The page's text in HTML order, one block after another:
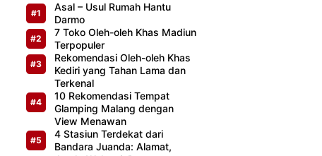
Asal – Usul Rumah Hantu
Darmo
7 Toko Oleh-oleh Khas Madiun
Terpopuler
Rekomendasi Oleh-oleh Khas
Kediri yang Tahan Lama dan
Terkenal
10 Rekomendasi Tempat
Glamping Malang dengan
View Menawan
4 Stasiun Terdekat dari
Bandara Juanda: Alamat,